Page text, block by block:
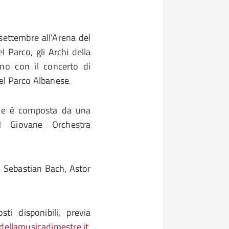
all'Arena del
Parco, gli Archi della
con il concerto di
Parco Albanese.
è composta da una
Orchestra
Bach, Astor
disponibili, previa